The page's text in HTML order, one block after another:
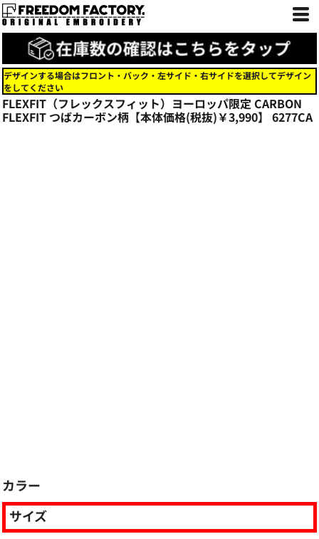
デザインする場合はフロント・バック・左サイド・右サイドを選択してデザイン
をしてください
FLEXFIT（フレックスフィット）ヨーロッパ限定 CARBON
FLEXFIT つばカーボン柄【本体価格(税抜)￥3,990】 6277CA
カラー
サイズ